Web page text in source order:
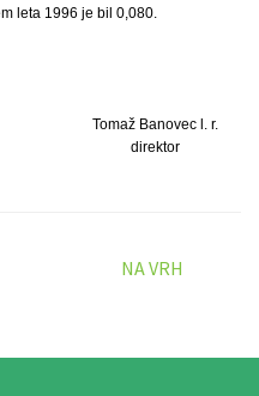
leta 1996 je bil 0,080.
Tomaž Banovec l. r.
direktor
NA VRH